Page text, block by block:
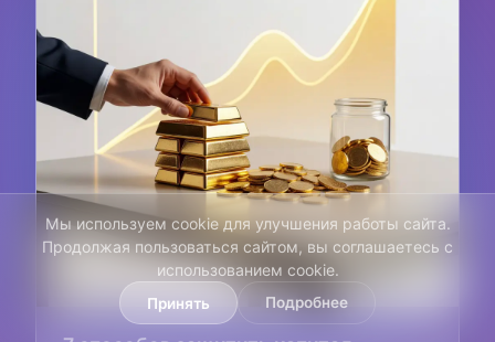
Мы используем cookie для улучшения работы сайта.
Продолжая пользоваться сайтом, вы соглашаетесь с
использованием cookie.
Принять Подробнее